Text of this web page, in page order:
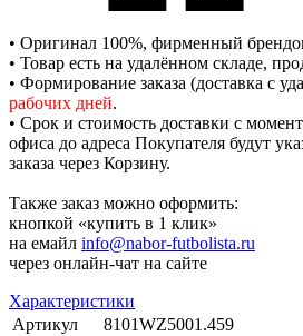
• Оригинал 100%, фирменный
• Товар есть на удалённом складе,
• Формирование заказа (доставка с
рабочих дней.
• Срок и стоимость доставки с
офиса до адреса Покупателя будут
заказа через Корзину.
Также заказ можно оформить:
кнопкой «купить в 1 клик»
на емайл info@nabor-futbolista.ru
через онлайн-чат на сайте
Характеристики
Артикул
8101WZ5001.459